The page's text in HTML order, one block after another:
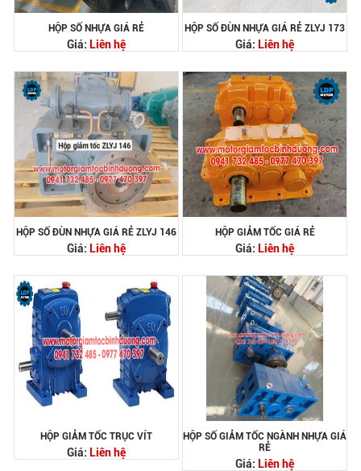
HỘP SỐ NHỰA GIÁ RẺ
Giá: Liên hệ
HỘP SỐ ĐÙN NHỰA GIÁ RẺ ZLYJ 173
Giá: Liên hệ
HỘP SỐ ĐÙN NHỰA GIÁ RẺ ZLYJ 146
Giá: Liên hệ
HỘP GIẢM TỐC GIÁ RẺ
Giá: Liên hệ
HỘP GIẢM TỐC TRỤC VÍT
Giá: Liên hệ
HỘP SỐ GIẢM TỐC NGÀNH NHỰA GIÁ
RẺ
Giá: Liên hệ